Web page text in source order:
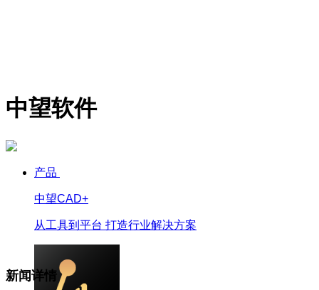
中望软件
产品
中望CAD+
从工具到平台 打造行业解决方案
新闻详情